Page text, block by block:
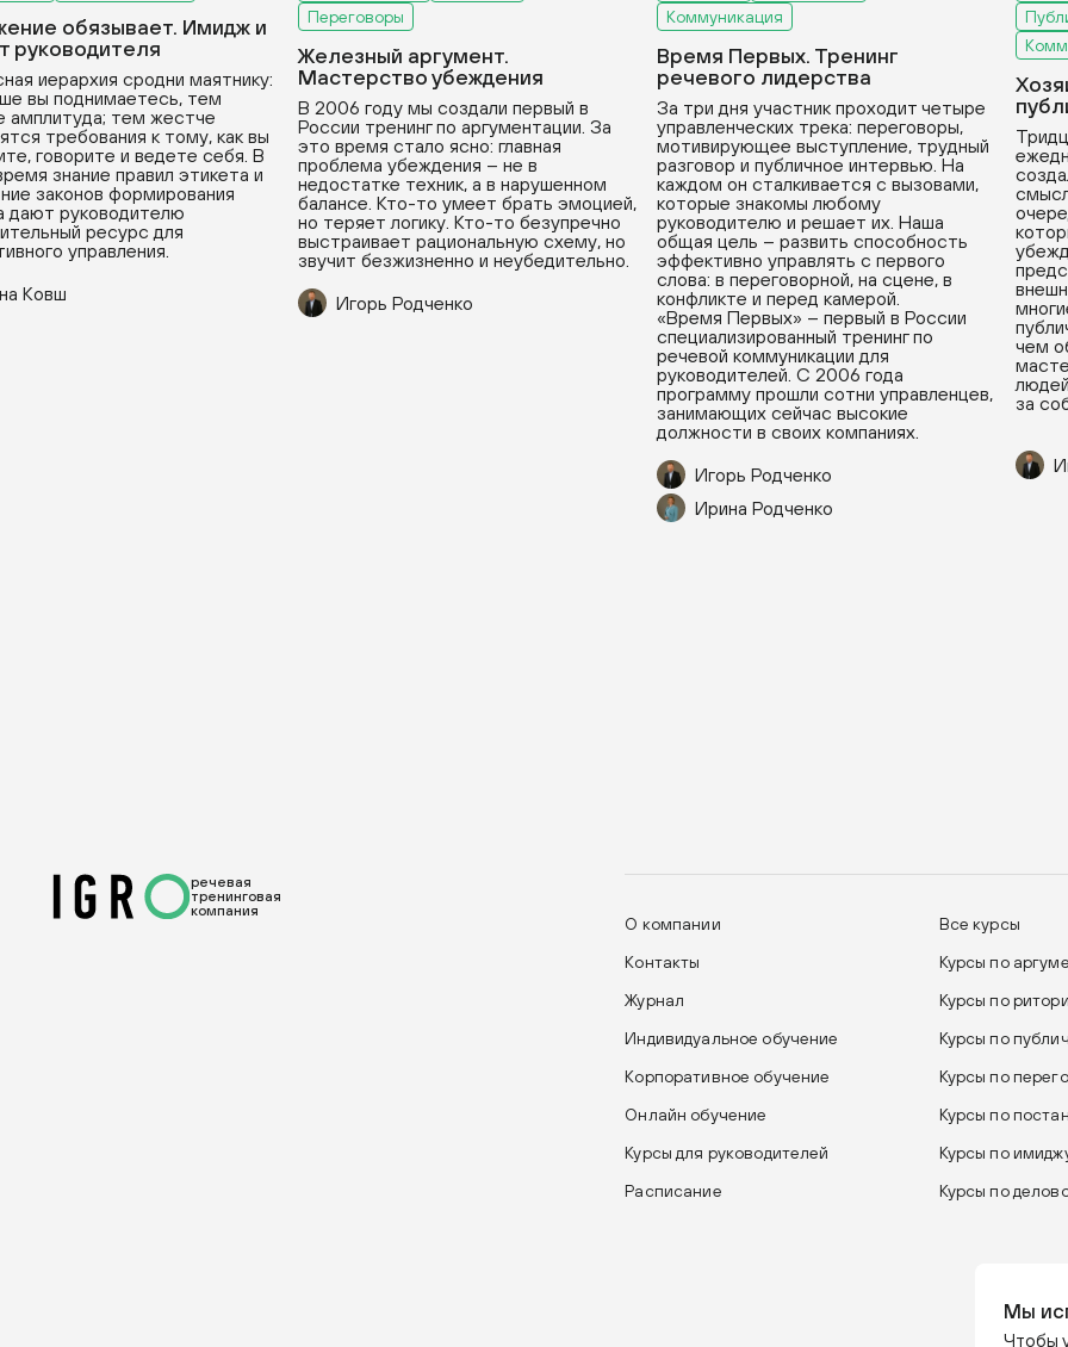
Мы
Чтобы
обязывает. Имидж и
руководителя
иерархия сродни маятнику:
вы поднимаетесь, тем
амплитуда; тем жестче
требования к тому, как вы
говорите и ведете себя. В
знание правил этикета и
законов формирования
дают руководителю
ресурс для
управления.
Ковш
Переговоры
Железный аргумент.
Мастерство убеждения
В 2006 году мы создали первый в
России тренинг по аргументации. За
это время стало ясно: главная
проблема убеждения – не в
недостатке техник, а в нарушенном
балансе. Кто-то умеет брать эмоцией,
но теряет логику. Кто-то безупречно
выстраивает рациональную схему, но
звучит безжизненно и неубедительно.
Игорь Родченко
Коммуникация
Время Первых. Тренинг
речевого лидерства
За три дня участник проходит четыре
управленческих трека: переговоры,
мотивирующее выступление, трудный
разговор и публичное интервью. На
каждом он сталкивается с вызовами,
которые знакомы любому
руководителю и решает их. Наша
общая цель – развить способность
эффективно управлять с первого
слова: в переговорной, на сцене, в
конфликте и перед камерой.
«Время Первых» – первый в России
специализированный тренинг по
речевой коммуникации для
руководителей. С 2006 года
программу прошли сотни управленцев,
занимающих сейчас высокие
должности в своих компаниях.
Игорь Родченко
Ирина Родченко
чем
за
речевая
тренинговая
компания
О компании
Все курсы
Контакты
Курсы по
Журнал
Курсы по
Индивидуальное обучение
Курсы по
Корпоративное обучение
Курсы по
Онлайн обучение
Курсы по
Курсы для руководителей
Курсы по
Расписание
Курсы по